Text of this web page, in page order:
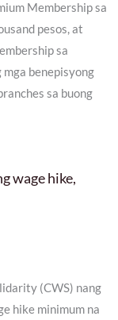
Membership sa
pesos, at
sa
benepisyong
sa buong
wage hike,
(CWS) nang
hike minimum na